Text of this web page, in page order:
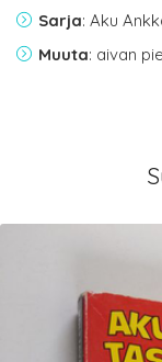
Sarja: Aku
Muuta: aivan